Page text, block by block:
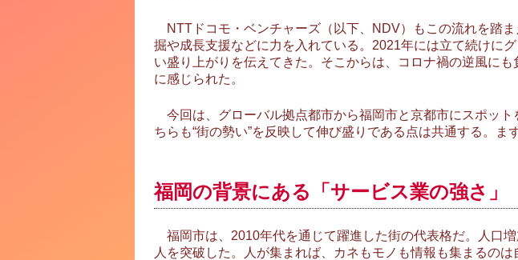
NTTドコモ・ベンチャーズ（以下、NDV）もこの流れを踏
掘や成長支援などに力を入れている。2021年には立て続けに
い盛り上がりを伝えてきた。そこからは、コロナ禍の逆風に
に感じられた。
今回は、グローバル拠点都市から福岡市と京都市にスポッ
ちらも“街の勢い”を反映して伸び盛りである点は共通する。ま
福岡の背景にある「サービス業の強さ」
福岡市は、2010年代を通じて躍進した街の代表格だ。人口
人を突破した。人が集まれば、カネもモノも情報も集まるの